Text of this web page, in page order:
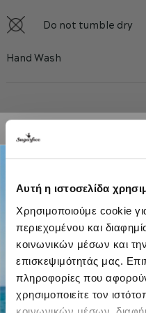
Αυτή η ιστοσελίδα
Χρησιμοποιούμε cookie
περιεχομένου και
κοινωνικών μέσων και
επισκεψιμότητάς μας.
πληροφορίες που
χρησιμοποιείτε τον
κοινωνικών μέσων,
Do not tumble dry
Hand Wash